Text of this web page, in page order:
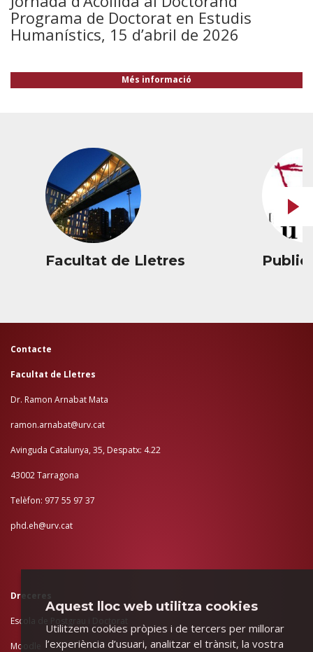
Programa de Doctorat en Estudis
Humanístics, 15 d’abril de 2026
Més informació
Facultat de Lletres
Contacte
Facultat de Lletres
Dr. Ramon Arnabat Mata
ramon.arnabat@urv.cat
Avinguda Catalunya, 35, Despatx: 4.22
43002 Tarragona
Telèfon: 977 55 97 37
phd.eh@urv.cat
Dreceres
Escola de Postgrau i Doctorat
Moodle
Aquest lloc web utilitza cookies
Utilitzem cookies pròpies i de tercers per millorar
l’experiència d’usuari, analitzar el trànsit, la vostra